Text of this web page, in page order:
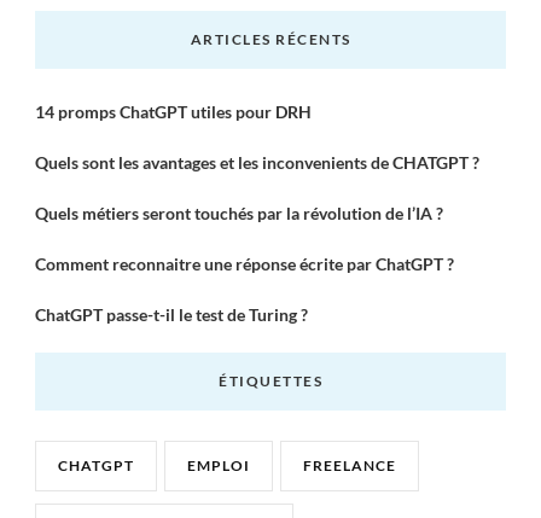
ARTICLES RÉCENTS
14 promps ChatGPT utiles pour DRH
Quels sont les avantages et les inconvenients de CHATGPT ?
Quels métiers seront touchés par la révolution de l’IA ?
Comment reconnaitre une réponse écrite par ChatGPT ?
ChatGPT passe-t-il le test de Turing ?
ÉTIQUETTES
CHATGPT EMPLOI FREELANCE